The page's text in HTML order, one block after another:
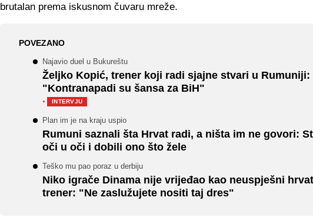
brutalan prema iskusnom čuvaru mreže.
POVEZANO
Najavio duel u Bukureštu
Željko Kopić, trener koji radi sjajne stvari u Rumuniji:
"Kontranapadi su šansa za BiH"
·
INTERVJU
Plan im je na kraju uspio
Rumuni saznali šta Hrvat radi, a ništa im ne govori:
oči u oči i dobili ono što žele
Teško mu pao poraz u derbiju
Niko igrače Dinama nije vrijeđao kao neuspješni
trener: "Ne zaslužujete nositi taj dres"